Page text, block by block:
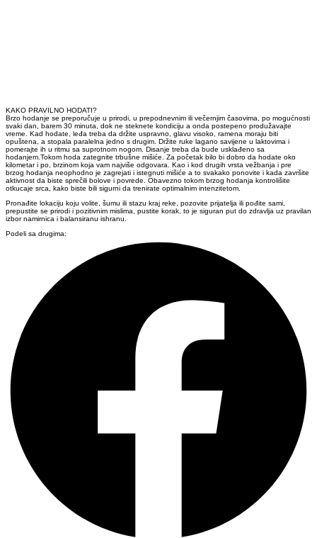
KAKO PRAVILNO HODATI?
Brzo hodanje se preporučuje u prirodi, u prepodnevnim ili večernjim časovima, po mogućnosti
svaki dan, barem 30 minuta, dok ne steknete kondiciju a onda postepeno produžavajte
vreme. Kad hodate, leđa treba da držite uspravno, glavu visoko, ramena moraju biti
opuštena, a stopala paralelna jedno s drugim. Držite ruke lagano savijene u laktovima i
pomerajte ih u ritmu sa suprotnom nogom. Disanje treba da bude usklađeno sa
hodanjem.Tokom hoda zategnite trbušne mišiće. Za početak bilo bi dobro da hodate oko
kilometar i po, brzinom koja vam najviše odgovara. Kao i kod drugih vrsta vežbanja i pre
brzog hodanja neophodno je zagrejati i istegnuti mišiće a to svakako ponovite i kada završite
aktivnost da biste sprečili bolove i povrede. Obavezno tokom brzog hodanja kontrolišite
otkucaje srca, kako biste bili sigurni da trenirate optimalnim intenzitetom.
Pronađite lokaciju koju volite, šumu ili stazu kraj reke, pozovite prijatelja ili pođite sami,
prepustite se prirodi i pozitivnim mislima, pustite korak, to je siguran put do zdravlja uz pravilan
izbor namirnica i balansiranu ishranu.
Podeli sa drugima: